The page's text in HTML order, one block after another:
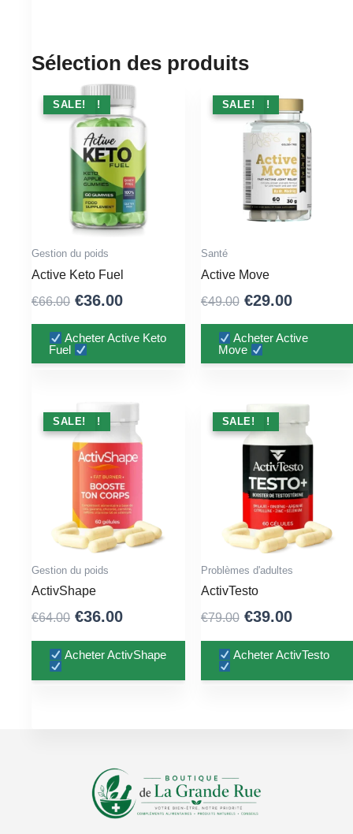
Sélection des produits
PROMO !
SALE!
Gestion du poids
Active Keto Fuel
€66.00 Original
price
was:
€66.00.
€36.00Current
price
is:
€36.00.
Acheter Active Keto
Fuel
PROMO !
SALE!
Santé
Active Move
€49.00 Original
price
was:
€49.00.
€29.00Current
price
is:
€29.00.
Acheter Active
Move
PROMO !
SALE!
Gestion du poids
ActivShape
€64.00 Original
was:
€64.00.
€36.00Current
is:
€36.00.
Acheter ActivShape
PROMO !
SALE!
Problèmes d'adultes
ActivTesto
€79.00 Original
was:
€79.00.
€39.00Current
is:
€39.00.
Acheter ActivTesto